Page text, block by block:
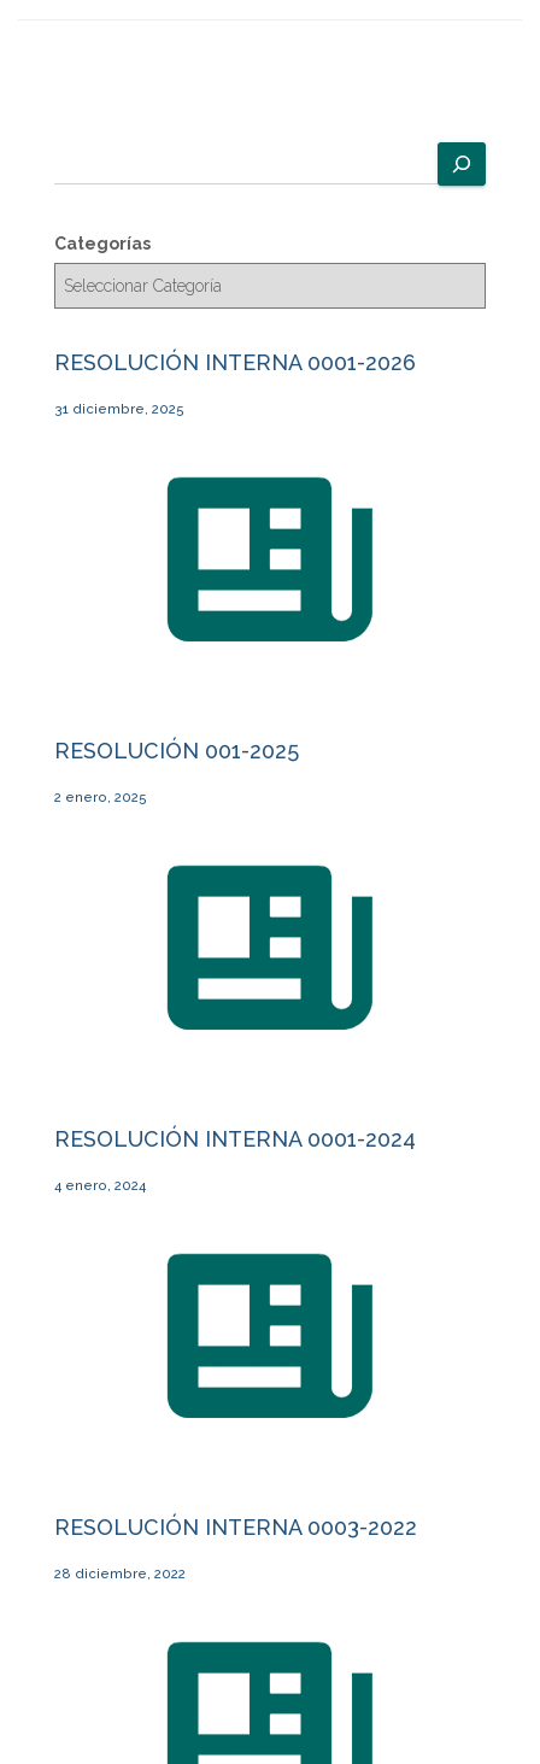
u
c
a
Categorías
RESOLUCIÓN INTERNA 0001-2026
31 diciembre, 2025
RESOLUCIÓN 001-2025
2 enero, 2025
RESOLUCIÓN INTERNA 0001-2024
4 enero, 2024
RESOLUCIÓN INTERNA 0003-2022
28 diciembre, 2022